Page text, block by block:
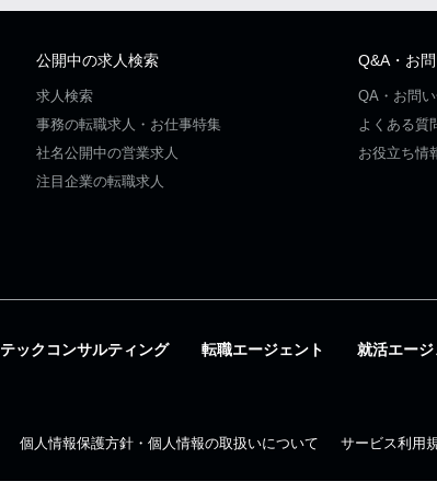
公開中の求人検索
求人検索
事務の転職求人・お仕事特集
社名公開中の営業求人
注目企業の転職求人
Q&A・お
QA・お問
よくある質
お役立ち情
テックコンサルティング 転職エージェント 就活エージ
個人情報保護方針・個人情報の取扱いについて サービス利用